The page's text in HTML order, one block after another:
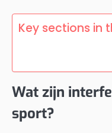
Key sections in
Wat zijn
sport?